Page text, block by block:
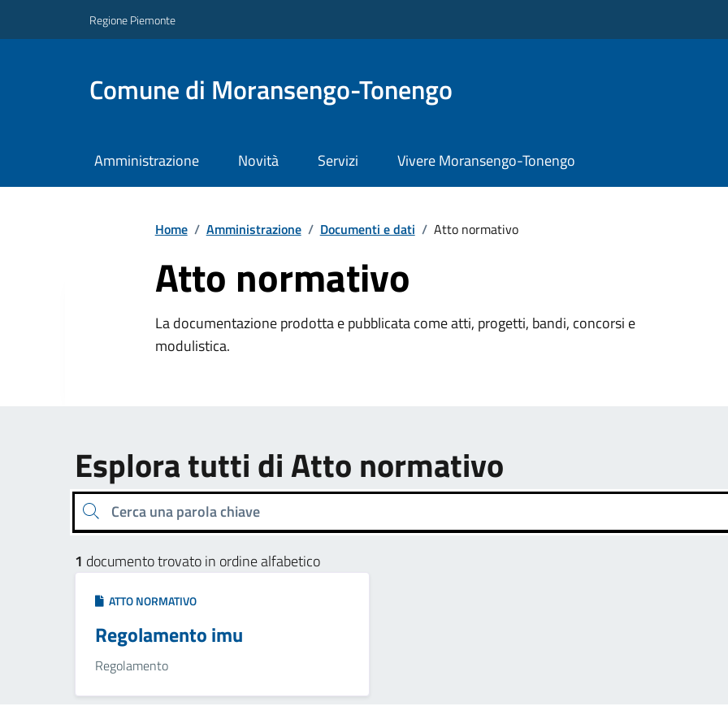
Regione Piemonte
Comune di Moransengo-Tonengo
Amministrazione Novità Servizi Vivere Moransengo-Tonengo
Home / Amministrazione / Documenti e dati / Atto normativo
Atto normativo
La documentazione prodotta e pubblicata come atti, progetti, bandi, concorsi e
modulistica.
Esplora tutti di Atto normativo
Cerca una parola chiave
1 documento trovato in ordine alfabetico
ATTO NORMATIVO
Regolamento imu
Regolamento